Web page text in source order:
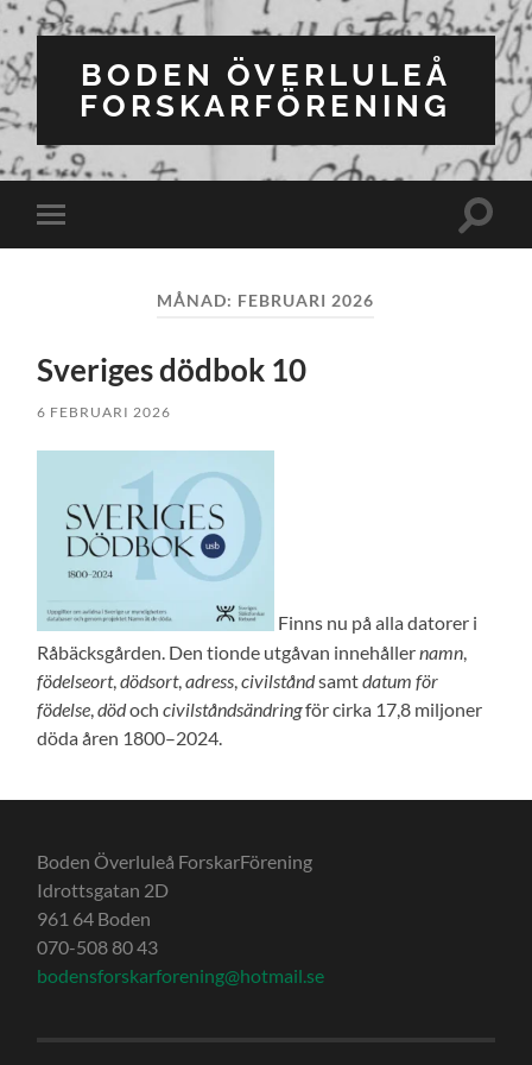
BODEN ÖVERLULEÅ
FORSKARFÖRENING
Slå
på/av
Slå
MÅNAD: FEBRUARI 2026
Sveriges dödbok 10
6 FEBRUARI 2026
Finns nu på alla datorer i
Råbäcksgården. Den tionde utgåvan innehållernamn,
födelseort,dödsort,adress,civilståndsamtdatum för
födelse,dödochcivilståndsändringför cirka 17,8 miljoner
döda åren 1800–2024.
Boden Överluleå ForskarFörening
Idrottsgatan 2D
961 64 Boden
070-508 80 43
bodensforskarforening@hotmail.se